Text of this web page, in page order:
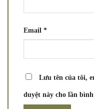
Email *
Lưu tên của tôi,
duyệt này cho lần